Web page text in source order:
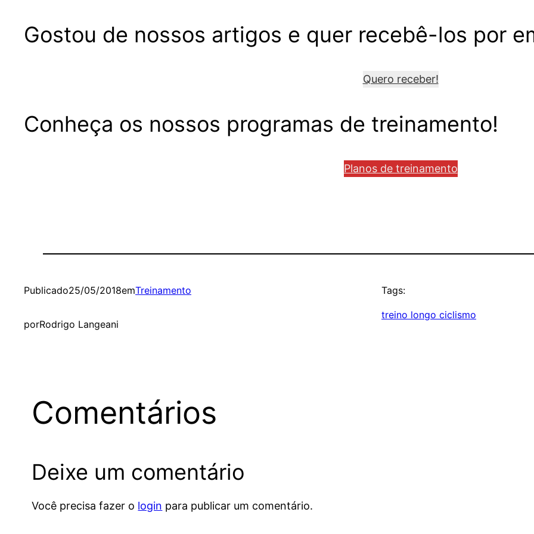
Gostou de nossos artigos e quer recebê-los por
Quero receber!
Conheça os nossos programas de treinamento!
Planos de treinamento
Publicado25/05/2018emTreinamento
porRodrigo Langeani
Tags:
treino longo ciclismo
Comentários
Deixe um comentário
Você precisa fazer o login para publicar um comentário.